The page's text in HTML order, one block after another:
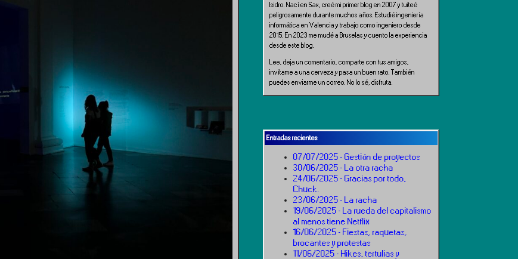
Isidro. Nací en Sax, creé mi primer blog en 2007 y tuiteé
peligrosamente durante muchos años. Estudié ingeniería
informática en Valencia y trabajo como ingeniero desde
2015. En 2023 me mudé a Bruselas y cuento la experiencia
desde este blog.
Lee, deja un comentario, comparte con tus amigos,
invítame a una cerveza y pasa un buen rato. También
puedes enviarme un correo. No lo sé, disfruta.
Entradas recientes
07/07/2025 - Gestión de proyectos
30/06/2025 - La otra racha
24/06/2025 - Gracias por todo,
Chuck.
23/06/2025 - La racha
19/06/2025 - La rueda del capitalismo
al menos tiene Netflix
16/06/2025 - Fiestas, raquetas,
brocantes y protestas
11/06/2025 - Hikes, tertulias y